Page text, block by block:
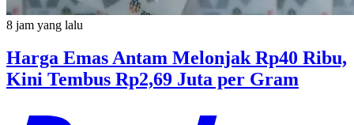
8 jam yang lalu
Harga Emas Antam Melonjak Rp40 Ribu,
Kini Tembus Rp2,69 Juta per Gram